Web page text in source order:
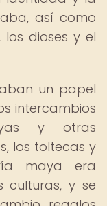
así como
dioses y el
un papel
intercambios
y otras
los toltecas y
maya era
culturas, y se